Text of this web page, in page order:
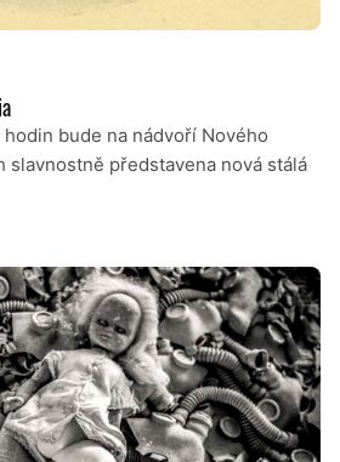
hodin bude na nádvoří Nového
slavnostně představena nová stálá